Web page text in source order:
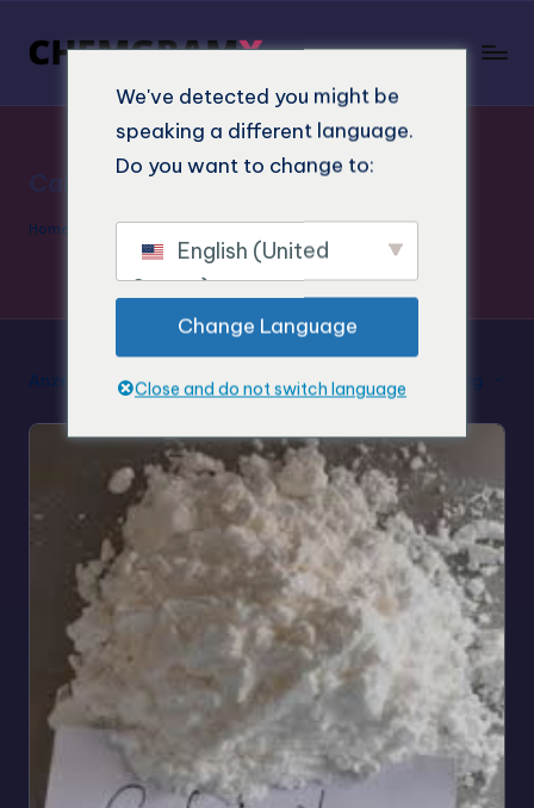
Carfentanil Risiken und Gefahren
Home Carfentanil Risiken und Gefahren
Anzeige des Einzelergebnisses Standard-Sortierung
We've detected you might be
speaking a different language.
Do you want to change to:
English (United
States)
Change Language
Close and do not switch language